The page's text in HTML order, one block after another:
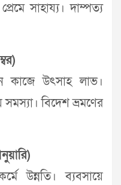
সাহায্য। দাম্পত্য
কাজে উৎসাহ লাভ।
সমস্যা। বিদেশ ভ্রমণের
উন্নতি। ব্যবসায়ে